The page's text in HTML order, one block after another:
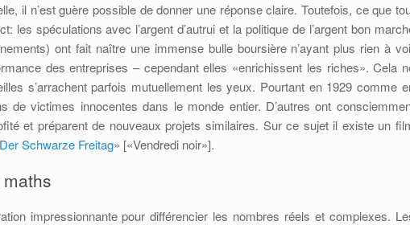
il n’est guère possible de donner une réponse claire. Toutefois, ce que
les spéculations avec l’argent d’autrui et la politique de l’argent bon
ont fait naître une immense bulle boursière n’ayant plus rien à
des entreprises – cependant elles «enrichissent les riches». Cela
s’arrachent parfois mutuellement les yeux. Pourtant en 1929 comme
de victimes innocentes dans le monde entier. D’autres ont
et préparent de nouveaux projets similaires. Sur ce sujet il existe un
Der Schwarze Freitag» [«Vendredi noir»].
impressionnante pour différencier les nombres réels et complexes.